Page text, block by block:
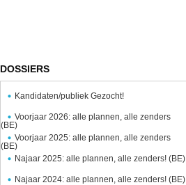
DOSSIERS
Kandidaten/publiek Gezocht!
Voorjaar 2026: alle plannen, alle zenders
(BE)
Voorjaar 2025: alle plannen, alle zenders
(BE)
Najaar 2025: alle plannen, alle zenders! (BE)
Najaar 2024: alle plannen, alle zenders! (BE)